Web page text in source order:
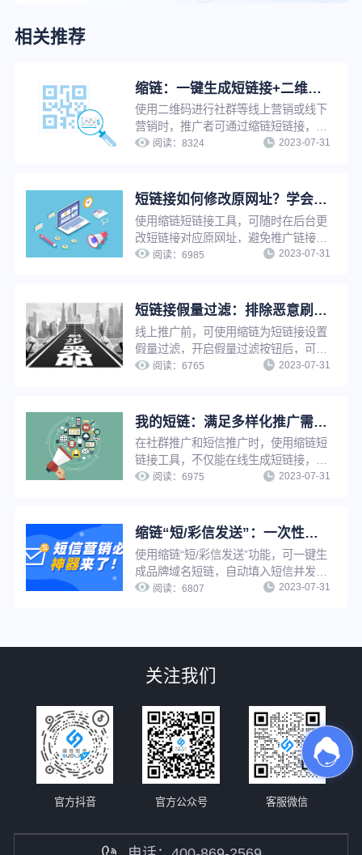
相关推荐
缩链：一键生成短链接+二维码，支持修改原链接，换链不换码
使用二维码进行社群等线上营销或线下
营销时，推广者可通过缩链短链接，将
长链接一键缩短的同时生成对应二维
并提升工作效率。
阅读：8324 2023-07-31
短链接如何修改原网址？学会这招，让推广更轻松
使用缩链短链接工具，可随时在后台更
改短链接对应原网址，避免推广链接因
为原链接影响出现打不开等情况。若短
生成短链接，省时省力，并节省推广资
源。
阅读：6985 2023-07-31
短链接假量过滤：排除恶意刷量，让推广数据更真实
线上推广前，可使用缩链为短链接设置
假量过滤，开启假量过滤按钮后，可以
有效排除恶意点击、机器人刷量等虚假
阅读：6765 2023-07-31
我的短链：满足多样化推广需求，实现短链接在线管理，方便快捷
在社群推广和短信推广时，使用缩链短
链接工具，不仅能在线生成短链接，还
能给短链接设置有效期、设置访问密
实现推广短链在线管理，提升工作效
率。
阅读：6975 2023-07-31
缩链“短/彩信发送”：一次性解决短信营销效率低、成本高、转化效果差
使用缩链“短/彩信发送”功能，可一键生
成品牌域名短链，自动填入短信并发
送，无需多平台切换，有效提升工作效
短信成本高、被拦截、转化差等问题。
阅读：6807 2023-07-31
关注我们
官方抖音 官方公众号 客服微信